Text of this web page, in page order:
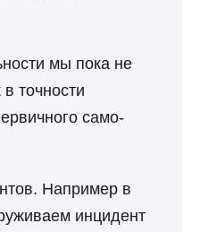
мы пока не
точности
само-
Например в
инцидент